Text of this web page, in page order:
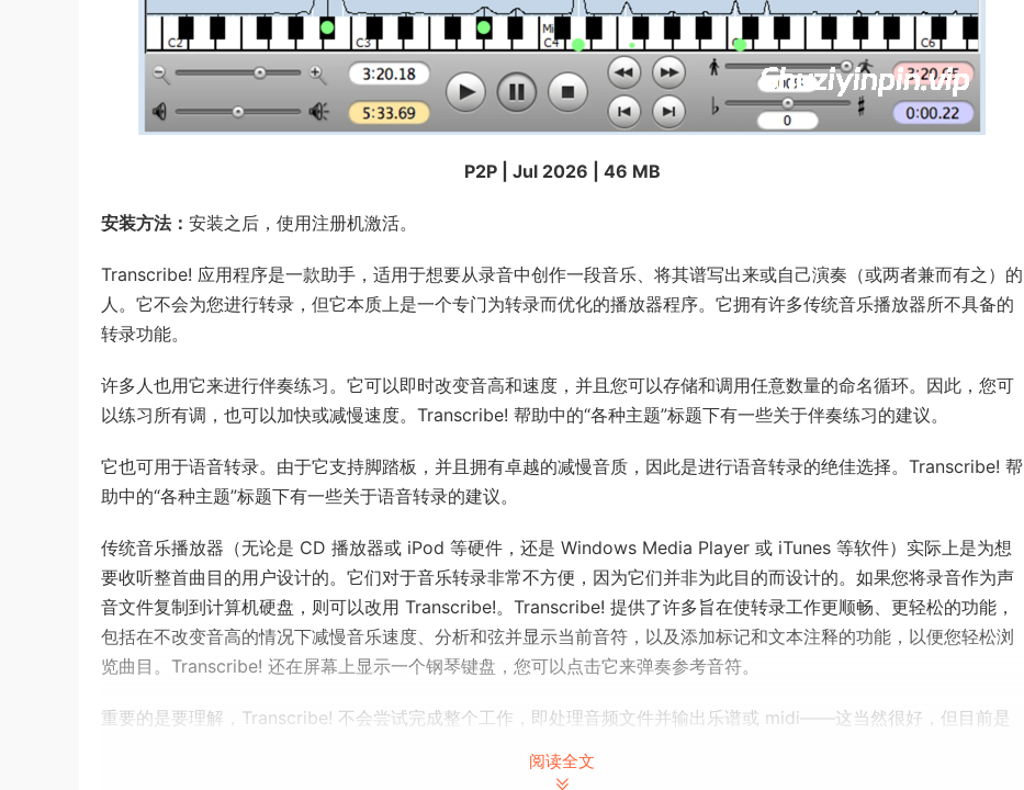
P2P | Jul 2026 | 46 MB
安装方法： 安装之后，使用注册机激活。
Transcribe! 应用程序是一款助手，适用于想要从录音中创作一段音乐、将其谱写出来或自己演奏（或两者兼而有之）的
人。它不会为您进行转录，但它本质上是一个专门为转录而优化的播放器程序。它拥有许多传统音乐播放器所不具备的
转录功能。
许多人也用它来进行伴奏练习。它可以即时改变音高和速度，并且您可以存储和调用任意数量的命名循环。因此，您可
以练习所有调，也可以加快或减慢速度。Transcribe! 帮助中的“各种主题”标题​​下有一些关于伴奏练习的建议。
它也可用于语音转录。由于它支持脚踏板，并且拥有卓越的减慢音质，因此是进行语音转录的绝佳选择。Transcribe! 帮
助中的“各种主题”标题​​下有一些关于语音转录的建议。
传统音乐播放器（无论是 CD 播放器或 iPod 等硬件，还是 Windows Media Player 或 iTunes 等软件）实际上是为想
要收听整首曲目的用户设计的。它们对于音乐转录非常不方便，因为它们并非为此目的而设计的。如果您将录音作为声
音文件复制到计算机硬盘，则可以改用 Transcribe!。Transcribe! 提供了许多旨在使转录工作更顺畅、更轻松的功能，
包括在不改变音高的情况下减慢音乐速度、分析和弦并显示当前音符，以及添加标记和文本注释的功能，以便您轻松浏
览曲目。Transcribe! 还在屏幕上显示一个钢琴键盘，您可以点击它来弹奏参考音符。
重要的是要理解，Transcribe! 不会尝试完成整个工作，即处理音频文件并输出乐谱或 midi——这当然很好，但目前是
一个尚未解决的研究问题。频谱分析功能对于辨别那些难以听清的和弦非常有用，但您仍然需要用耳朵和大脑来判断频
谱中哪些峰值是正在演奏的音符，哪些仅仅是泛音，哪些只是噪音和诸如鼓之类的宽频乐器的音调。如果您从未用耳朵
阅读全文